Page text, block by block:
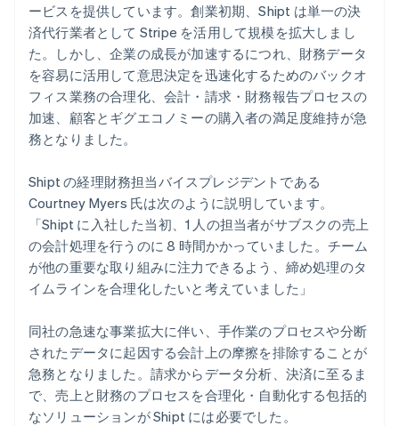
ービスを提供しています。創業初期、Shipt は単一の決
済代行業者として Stripe を活用して規模を拡大しまし
た。しかし、企業の成長が加速するにつれ、財務データ
を容易に活用して意思決定を迅速化するためのバックオ
フィス業務の合理化、会計・請求・財務報告プロセスの
加速、顧客とギグエコノミーの購入者の満足度維持が急
務となりました。
Shipt の経理財務担当バイスプレジデントである
Courtney Myers 氏は次のように説明しています。
「Shipt に入社した当初、1 人の担当者がサブスクの売上
の会計処理を行うのに 8 時間かかっていました。チーム
が他の重要な取り組みに注力できるよう、締め処理のタ
イムラインを合理化したいと考えていました」
同社の急速な事業拡大に伴い、手作業のプロセスや分断
されたデータに起因する会計上の摩擦を排除することが
急務となりました。請求からデータ分析、決済に至るま
で、売上と財務のプロセスを合理化・自動化する包括的
なソリューションが Shipt には必要でした。